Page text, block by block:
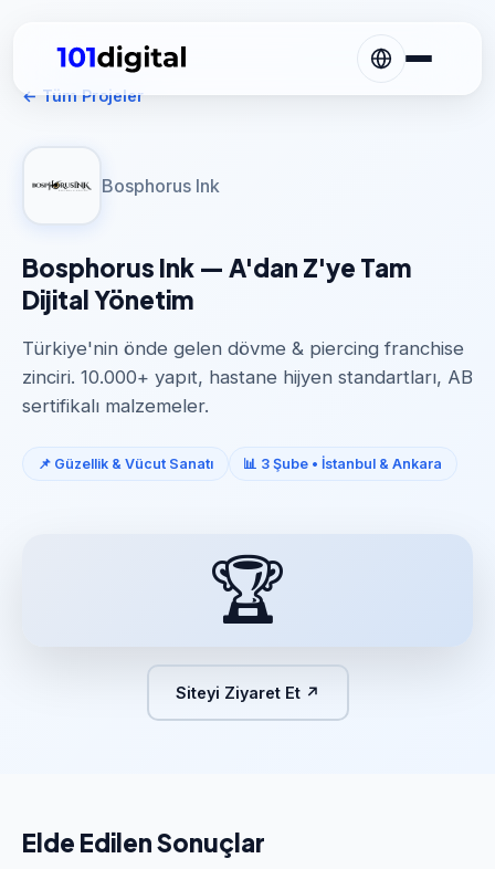
← Tüm Projeler
Bosphorus Ink
Bosphorus Ink — A'dan Z'ye Tam
Dijital Yönetim
Türkiye'nin önde gelen dövme & piercing franchise
zinciri. 10.000+ yapıt, hastane hijyen standartları, AB
sertifikalı malzemeler.
📌 Güzellik & Vücut Sanatı 📊 3 Şube • İstanbul & Ankara
🏆
Siteyi Ziyaret Et ↗
Elde Edilen Sonuçlar